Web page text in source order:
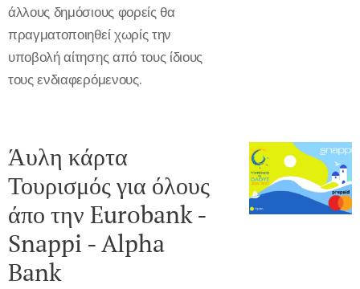
άλλους δημόσιους φορείς θα
πραγματοποιηθεί χωρίς την
υποβολή αίτησης από τους ίδιους
τους ενδιαφερόμενους.
Άυλη κάρτα
Τουρισμός για όλους
άπο την Eurobank -
Snappi - Alpha
Bank